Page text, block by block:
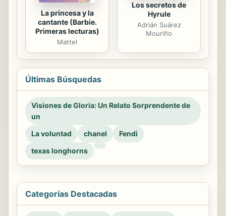
La princesa y la
cantante (Barbie.
Primeras lecturas)
Mattel
Los secretos de
Hyrule
Adrián Suárez
Mouriño
Últimas Búsquedas
Visiones de Gloria: Un Relato Sorprendente de
un
La voluntad
chanel
Fendi
texas longhorns
Categorías Destacadas